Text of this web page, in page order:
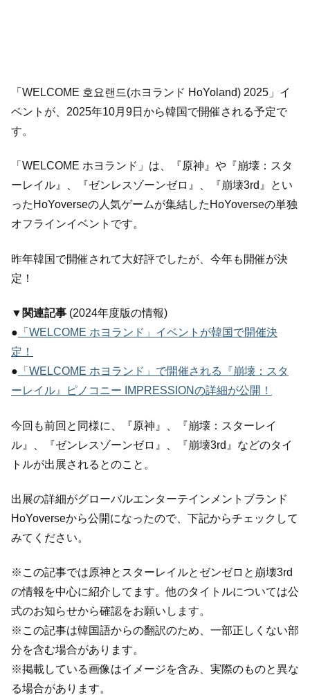
「WELCOME 호요랜드(ホヨランド HoYoland) 2025」イ
ベントが、2025年10月9日から韓国で開催される予定で
す。
「WELCOME ホヨランド」は、『原神』や『崩壊：スタ
ーレイル』、『ゼンレスゾーンゼロ』、『崩壊3rd』とい
ったHoYoverseの人気ゲームが集結したHoYoverseの単独
オフラインイベントです。
昨年韓国で開催されて大好評でしたが、今年も開催が決
定！
▼関連記事 (2024年度版の情報)
● 「WELCOME ホヨランド」イベントが韓国で開催決
定！
● 「WELCOME ホヨランド」で開催される『崩壊：スタ
ーレイル』ピノコニー IMPRESSIONの詳細が公開！
今回も前回と同様に、『原神』、『崩壊：スターレイ
ル』、『ゼンレスゾーンゼロ』、『崩壊3rd』などのタイ
トルが出展されるとのこと。
出展の詳細がグローバルエンターテインメントブランド
HoYoverseから公開になったので、下記からチェックして
みてください。
※この記事では原神とスターレイルとゼンゼロと崩壊3rd
の情報を中心に紹介してます。他のタイトルについては公
式のお知らせから確認をお願いします。
※この記事は韓国語からの翻訳のため、一部正しくない部
分を含む場合があります。
※掲載している画像はイメージを含み、実際のものと異な
る場合があります。